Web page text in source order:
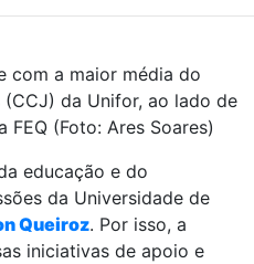
com a maior média do
da Unifor, ao lado de
FEQ (Foto: Ares Soares)
educação e do
da Universidade de
Queiroz. Por isso, a
iniciativas de apoio e